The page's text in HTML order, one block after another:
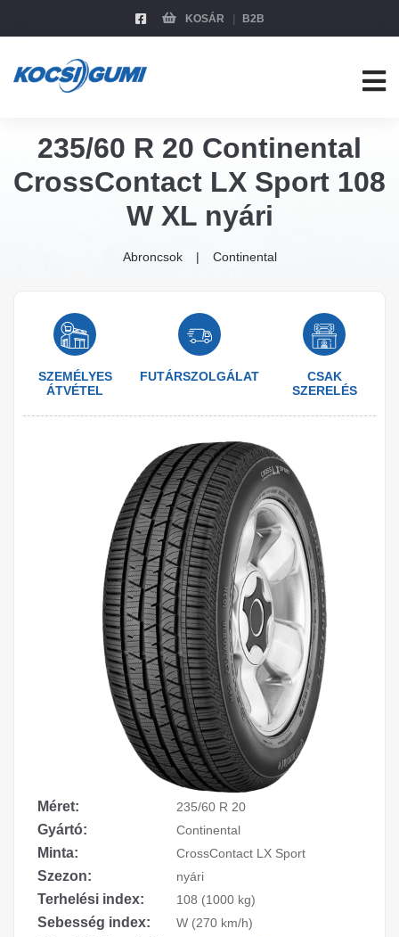
KOSÁR B2B
235/60 R 20 Continental
CrossContact LX Sport 108
W XL nyári
Abroncsok Continental
SZEMÉLYES
ÁTVÉTEL
FUTÁRSZOLGÁLAT
CSAK
SZERELÉS
Méret: 235/60 R 20
Gyártó: Continental
Minta: CrossContact LX Sport
Szezon: nyári
Terhelési index: 108 (1000 kg)
Sebesség index: W (270 km/h)